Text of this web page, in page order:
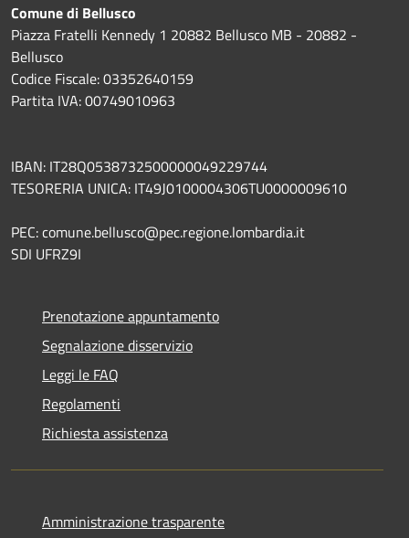
Comune di Bellusco
Piazza Fratelli Kennedy 1 20882 Bellusco MB - 20882 -
Bellusco
Codice Fiscale: 03352640159
Partita IVA: 00749010963
IBAN: IT28Q0538732500000049229744
TESORERIA UNICA: IT49J0100004306TU0000009610
PEC: comune.bellusco@pec.regione.lombardia.it
SDI UFRZ9I
Prenotazione appuntamento
Segnalazione disservizio
Leggi le FAQ
Regolamenti
Richiesta assistenza
Amministrazione trasparente